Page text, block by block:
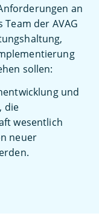
an
der AVAG
sollen:
und
die
wesentlich
neuer